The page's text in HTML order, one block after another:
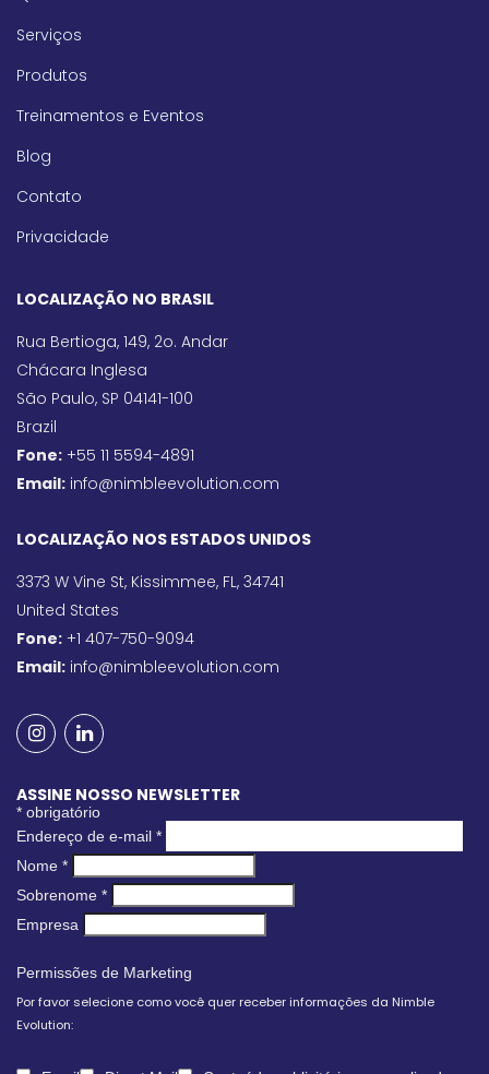
Serviços
Produtos
Treinamentos e Eventos
Blog
Contato
Privacidade
LOCALIZAÇÃO NO BRASIL
Rua Bertioga, 149, 2o. Andar
Chácara Inglesa
São Paulo, SP 04141-100
Brazil
Fone: +55 11 5594-4891
Email: info@nimbleevolution.com
LOCALIZAÇÃO NOS ESTADOS UNIDOS
3373 W Vine St, Kissimmee, FL, 34741
United States
Fone: +1 407-750-9094
Email: info@nimbleevolution.com
ASSINE NOSSO NEWSLETTER
* obrigatório
Endereço de e-mail *
Nome *
Sobrenome *
Empresa
Permissões de Marketing
Por favor selecione como você quer receber informações da Nimble
Evolution: